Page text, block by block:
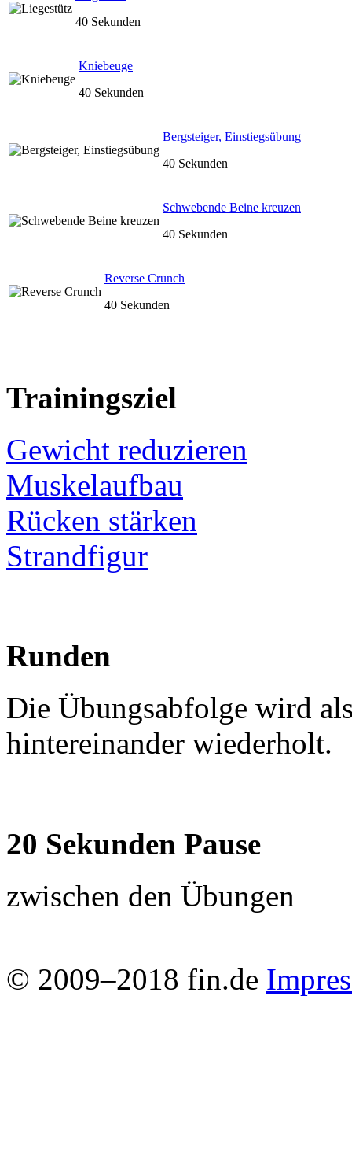
40 Sekunden
Kniebeuge
40 Sekunden
Bergsteiger, Einstiegsübung
40 Sekunden
Schwebende Beine kreuzen
40 Sekunden
Reverse Crunch
40 Sekunden
Trainingsziel
Gewicht reduzieren
Muskelaufbau
Rücken stärken
Strandfigur
Runden
Die Übungsabfolge wird
hintereinander wiederholt.
20 Sekunden Pause
zwischen den Übungen
© 2009–2018 fin.de